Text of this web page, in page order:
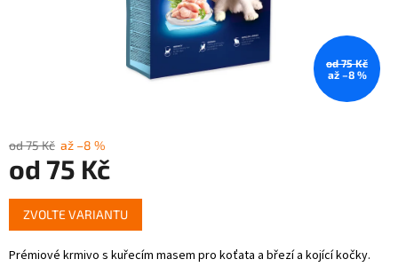
od 75 Kč
až –8 %
od 75 Kč až –8 %
od 75 Kč
Měrná
cena:
ZVOLTE VARIANTU
Prémiové krmivo s kuřecím masem pro koťata a březí a kojící kočky.